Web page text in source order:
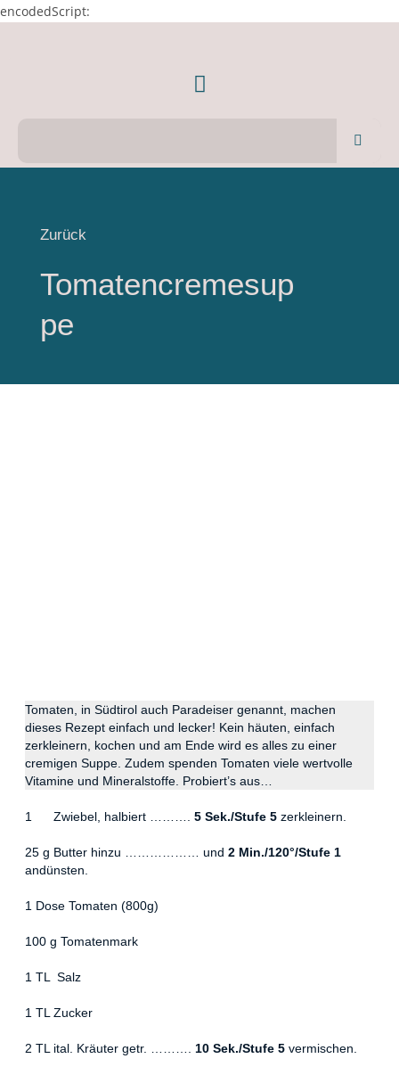
encodedScript:
Zurück
Tomatencremesup
pe
Tomaten, in Südtirol auch Paradeiser genannt, machen
dieses Rezept einfach und lecker! Kein häuten, einfach
zerkleinern, kochen und am Ende wird es alles zu einer
cremigen Suppe. Zudem spenden Tomaten viele wertvolle
Vitamine und Mineralstoffe. Probiert’s aus…
1 Zwiebel, halbiert ………. 5 Sek./Stufe 5zerkleinern.
25 g Butter hinzu ……………… und 2 Min./120°/Stufe 1
andünsten.
1 Dose Tomaten (800g)
100 g Tomatenmark
1 TL Salz
1 TL Zucker
2 TL ital. Kräuter getr. ………. 10 Sek./Stufe 5 vermischen.